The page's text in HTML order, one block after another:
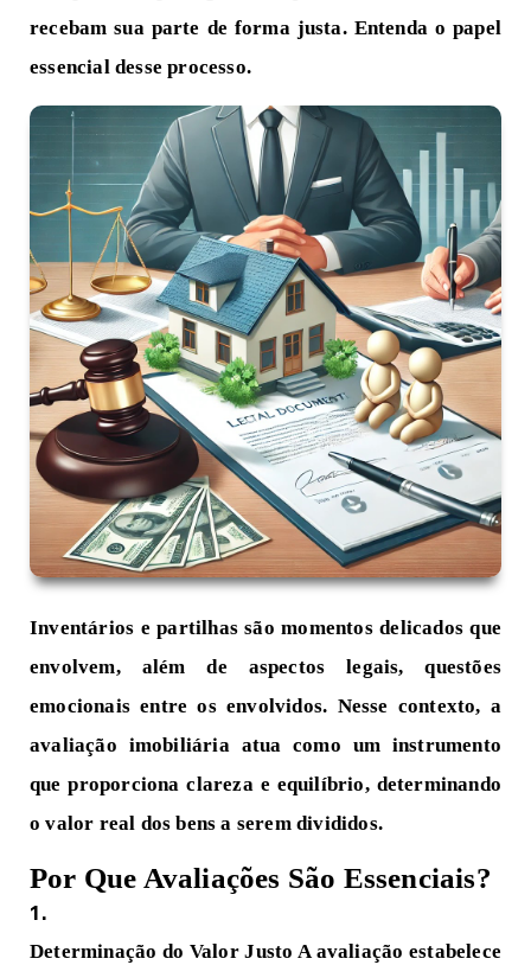
recebam sua parte de forma justa. Entenda o papel
essencial desse processo.
Inventários e partilhas são momentos delicados que
envolvem, além de aspectos legais, questões
emocionais entre os envolvidos. Nesse contexto, a
avaliação imobiliária atua como um instrumento
que proporciona clareza e equilíbrio, determinando
o valor real dos bens a serem divididos.
Por Que Avaliações São Essenciais?
Determinação do Valor Justo A avaliação estabelece